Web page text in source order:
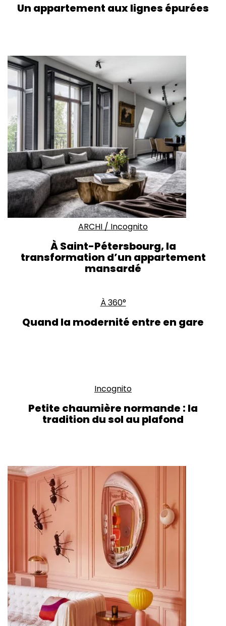
Un appartement aux lignes épurées
ARCHI / Incognito
À Saint-Pétersbourg, la
transformation d’un appartement
mansardé
À 360°
Quand la modernité entre en gare
Incognito
Petite chaumière normande : la
tradition du sol au plafond